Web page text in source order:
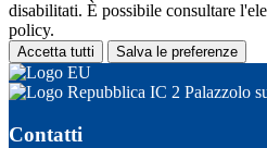
disabilitati. È possibile consultare
policy.
Accetta tutti Salva le preferenze
IC 2 Palazzolo
Contatti